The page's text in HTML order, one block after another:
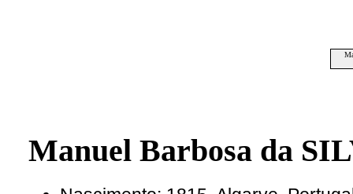
Manuel Barbosa da